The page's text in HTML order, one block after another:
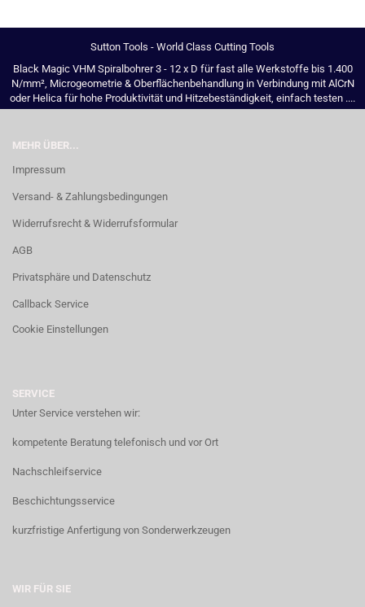
Sutton Tools - World Class Cutting Tools
Black Magic VHM Spiralbohrer 3 - 12 x D für fast alle Werkstoffe bis 1.400
N/mm², Microgeometrie & Oberflächenbehandlung in Verbindung mit AlCrN
oder Helica für hohe Produktivität und Hitzebeständigkeit, einfach testen ....
MEHR ÜBER...
Impressum
Versand- & Zahlungsbedingungen
Widerrufsrecht & Widerrufsformular
AGB
Privatsphäre und Datenschutz
Callback Service
Cookie Einstellungen
SERVICE
Unter Service verstehen wir:
kompetente Beratung telefonisch und vor Ort
Nachschleifservice
Beschichtungsservice
kurzfristige Anfertigung von Sonderwerkzeugen
WIR FÜR SIE